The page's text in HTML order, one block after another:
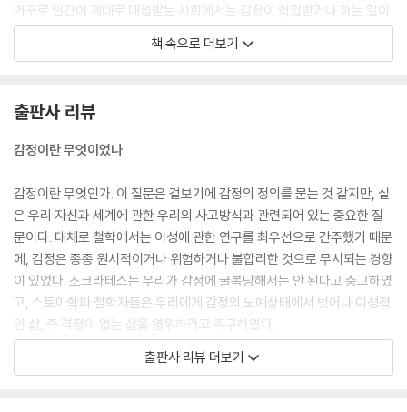
거꾸로 인간이 제대로 대접받는 사회에서는 감정이 억압받거나 하는 일이
없다. 감정이 볕을 보지 못해 누렇게 뜬 사회는 인간이 고사할 조건이 충분
히 무르익은 사회이다. 감정이 거세된 사회는 불임사회이다. 한 사회의 ‘감
---「프롤로그」중에서
자신의 가치를 스스로 평가하는 자존감이 큰 비중을 차지한다. 사회적 관
계를 맺어가는 가운데 자신의 입지를 확인하고 사회적 관계가 가로막히는
것을 회피하려는 욕구가 사회적 피드백을 받아 형성된 결과물이 바로 자존
감이다. 자기 자신을 긍정하는 방향으로 형성된 성격인 것이다. 그러기에
모욕을 당하는 일이 있더라도 자존감이 형성되어 있지 않으면 모욕감을 느
끼지 못하고 따라서 분노할 줄도 모른다. 그런 의미에서 고대 아테네의 일
반 ‘시민들’이 법정에서 송사로 다툼을 벌이고 민회에 출석하여 폴리스의
운영에 관한 ‘정사’를 놓고 공방을 벌인 것은 그들 각자가 자신의 사회적 역
할에 상응하는 수준의 자존감을 갖추고 있었음을 방증한다. 자존감이 갖춰
지지 않은, 그러니까 ‘노예’ 근성에 젖어 있는 경우라면 있을 수 없는 일이
책 속으로 더보기
출판사 리뷰
감정이란 무엇이었나
감정이란 무엇인가. 이 질문은 겉보기에 감정의 정의를 묻는 것 같지만, 실
은 우리 자신과 세계에 관한 우리의 사고방식과 관련되어 있는 중요한 질
문이다. 대체로 철학에서는 이성에 관한 연구를 최우선으로 간주했기 때문
에, 감정은 종종 원시적이거나 위험하거나 불합리한 것으로 무시되는 경향
이 있었다. 소크라테스는 우리가 감정에 굴복당해서는 안 된다고 충고하였
고, 스토아학파 철학자들은 우리에게 감정의 노예상태에서 벗어나 이성적
인 삶, 즉 격정이 없는 삶을 영위하라고 촉구하였다.
물론 철학자들이 항상 감정을 격하하기만 한 것은 아니었다. 아리스토텔레
출판사 리뷰 더보기